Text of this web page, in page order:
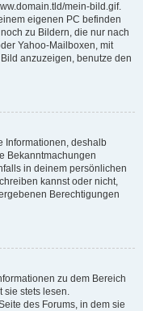
mein-bild.gif.
eigenen PC befinden
zu Bildern, die nur nach
Yahoo-Mailboxen, mit
anzuzeigen, benutze den
Informationen, deshalb
Bekanntmachungen
in deinem persönlichen
kannst oder nicht,
Berechtigungen
zu dem Bereich
sie stets lesen.
des Forums, in dem sie